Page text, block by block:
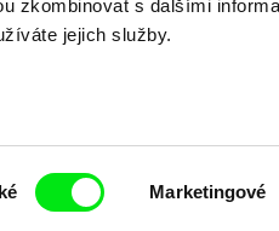
zkombinovat s dalšími
jejich služby.
Marketingové
Alliance